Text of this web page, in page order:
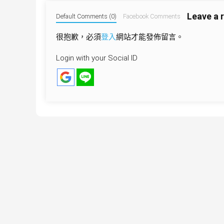
Leave a
Default Comments (0) Facebook Comments
很抱歉，必須登入網站才能發佈留言。
Login with your Social ID